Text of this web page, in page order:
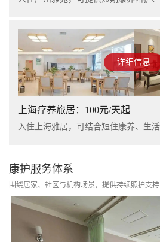
详细信息
上海疗养旅居：100元/天起
康护服务体系
围绕居家、社区与机构场景，提供持续照护支持